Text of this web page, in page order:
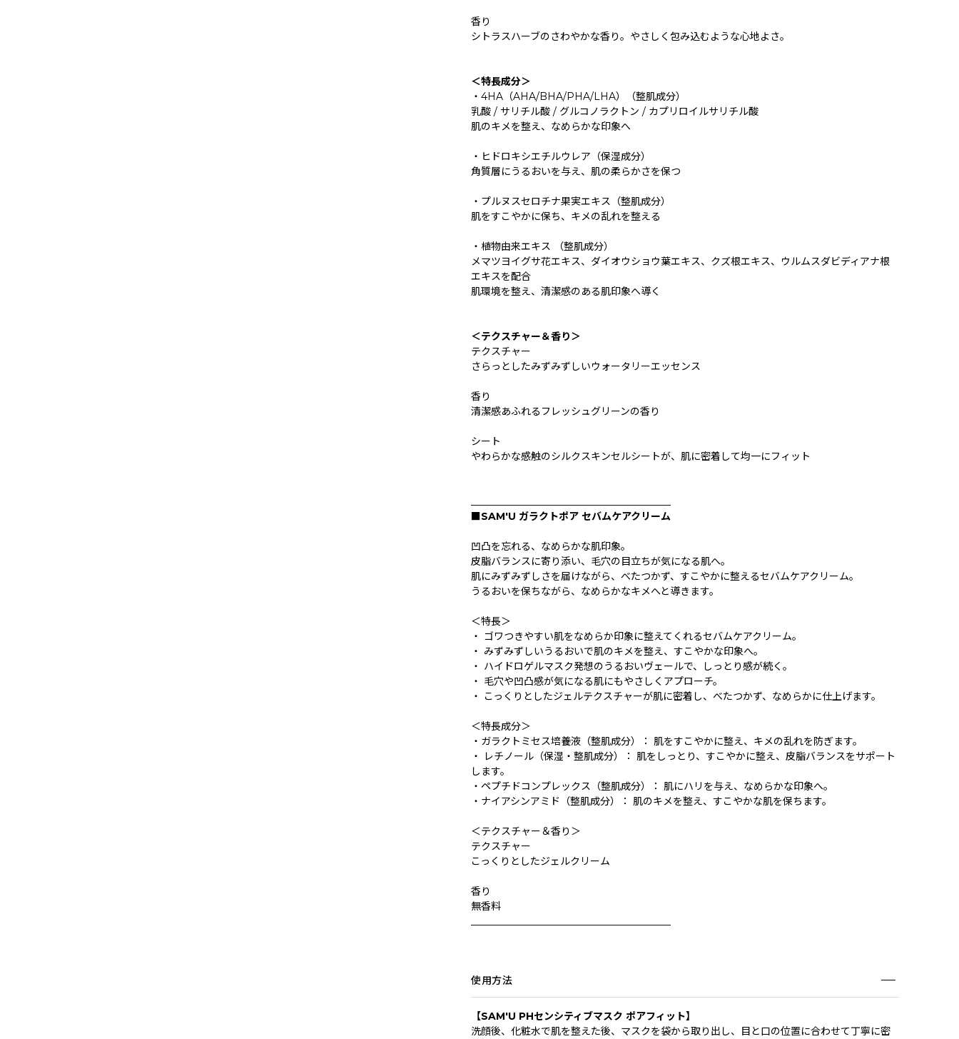
香り
シトラスハーブのさわやかな香り。やさしく包み込むような心地よさ。
＜特長成分＞
・4HA（AHA/BHA/PHA/LHA）（整肌成分）
乳酸 / サリチル酸 / グルコノラクトン / カプリロイルサリチル酸
肌のキメを整え、なめらかな印象へ
・ヒドロキシエチルウレア（保湿成分）
角質層にうるおいを与え、肌の柔らかさを保つ
・プルヌスセロチナ果実エキス（整肌成分）
肌をすこやかに保ち、キメの乱れを整える
・植物由来エキス （整肌成分）
メマツヨイグサ花エキス、ダイオウショウ葉エキス、クズ根エキス、ウルムスダビディアナ根
エキスを配合
肌環境を整え、清潔感のある肌印象へ導く
＜テクスチャー＆香り＞
テクスチャー
さらっとしたみずみずしいウォータリーエッセンス
香り
清潔感あふれるフレッシュグリーンの香り
シート
やわらかな感触のシルクスキンセルシートが、肌に密着して均一にフィット
■SAM'U ガラクトポア セバムケアクリーム
凹凸を忘れる、なめらかな肌印象。
皮脂バランスに寄り添い、毛穴の目立ちが気になる肌へ。
肌にみずみずしさを届けながら、べたつかず、すこやかに整えるセバムケアクリーム。
うるおいを保ちながら、なめらかなキメへと導きます。
＜特長＞
・ ゴワつきやすい肌をなめらか印象に整えてくれるセバムケアクリーム。
・ みずみずしいうるおいで肌のキメを整え、すこやかな印象へ。
・ ハイドロゲルマスク発想のうるおいヴェールで、しっとり感が続く。
・ 毛穴や凹凸感が気になる肌にもやさしくアプローチ。
・ こっくりとしたジェルテクスチャーが肌に密着し、べたつかず、なめらかに仕上げます。
＜特長成分＞
・ガラクトミセス培養液（整肌成分）： 肌をすこやかに整え、キメの乱れを防ぎます。
・ レチノール（保湿・整肌成分）： 肌をしっとり、すこやかに整え、皮脂バランスをサポート
します。
・ペプチドコンプレックス（整肌成分）： 肌にハリを与え、なめらかな印象へ。
・ナイアシンアミド（整肌成分）： 肌のキメを整え、すこやかな肌を保ちます。
＜テクスチャー＆香り＞
テクスチャー
こっくりとしたジェルクリーム
香り
無香料
使用方法
【SAM'U PHセンシティブマスク ポアフィット】
洗顔後、化粧水で肌を整えた後、マスクを袋から取り出し、目と口の位置に合わせて丁寧に密